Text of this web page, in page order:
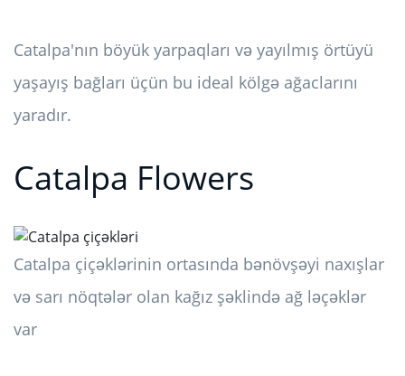
Catalpa'nın böyük yarpaqları və yayılmış örtüyü
yaşayış bağları üçün bu ideal kölgə ağaclarını
yaradır.
Catalpa Flowers
Catalpa çiçəklərinin ortasında bənövşəyi naxışlar
və sarı nöqtələr olan kağız şəklində ağ ləçəklər
var